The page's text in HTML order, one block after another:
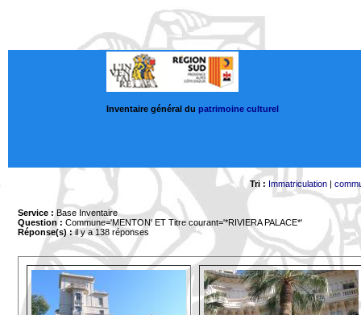
Inventaire général du patrimoine culturel
Tri : Immatriculation|
Service : Base Inventaire
Question : Commune='MENTON' ET Titre courant='*RIVIERA PALACE*'
Réponse(s) :il y a 138 réponses